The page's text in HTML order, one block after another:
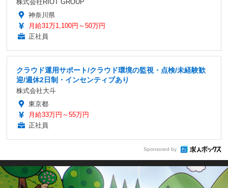
株式会社RIOT GROUP
神奈川県
月給31万1,100円～50万円
正社員
クラウド運用サポート/クラウド環境の監視・点検/未経験歓
迎/週休2日制・インセンティブあり
株式会社大斗
東京都
月給33万円～55万円
正社員
Sponsored by